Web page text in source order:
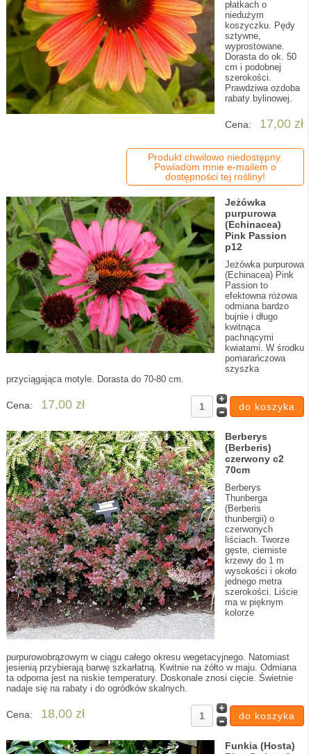
płatkach o
niedużym
koszyczku. Pędy
sztywne,
wyprostowane.
Dorasta do ok. 50
cm i podobnej
szerokości.
Prawdziwa ozdoba
rabaty bylinowej.
Cena: 17,00 zł
Produkt chwilowo niedostępny.
Powiadom mnie e-mailem o
dostępności tej rośliny!
Jeżówka
purpurowa
(Echinacea)
Pink Passion
p12
Jeżówka purpurowa
(Echinacea) Pink
Passion to
efektowna różowa
odmiana bardzo
bujnie i długo
kwitnąca
pachnącymi
kwiatami. W środku
pomarańczowa
szyszka
przyciągająca motyle. Dorasta do 70-80 cm.
Cena: 17,00 zł
Berberys
(Berberis)
czerwony c2
70cm
Berberys
Thunberga
(Berberis
thunbergii) o
czerwonych
liściach. Tworze
gęste, cierniste
krzewy do 1 m
wysokości i około
jednego metra
szerokości. Liście
ma w pięknym
kolorze
purpurowobrązowym w ciągu całego okresu wegetacyjnego. Natomiast
jesienią przybierają barwę szkarłatną. Kwitnie na żółto w maju. Odmiana
ta odporna jest na niskie temperatury. Doskonale znosi cięcie. Świetnie
nadaje się na rabaty i do ogródków skalnych.
Cena: 18,00 zł
Funkia (Hosta)